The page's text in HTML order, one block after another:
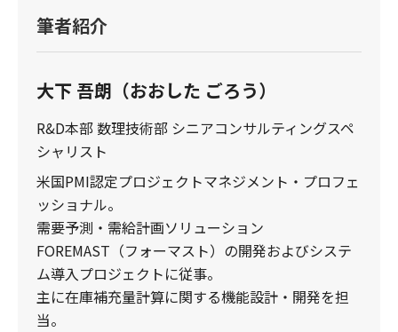
筆者紹介
大下 吾朗（おおした ごろう）
R&D本部 数理技術部 シニアコンサルティングスペ
シャリスト
米国PMI認定プロジェクトマネジメント・プロフェ
ッショナル。
需要予測・需給計画ソリューション
FOREMAST（フォーマスト）の開発およびシステ
ム導入プロジェクトに従事。
主に在庫補充量計算に関する機能設計・開発を担
当。